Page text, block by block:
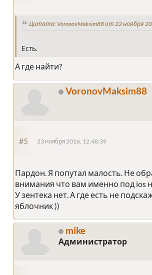
Цитата: VoronovMaksim88 от 22 ноября
Есть.
А где найти?
VoronovMaksim88
#5 23 ноября 2016, 12:48:39
Пардон. Я попутал малость. Не
внимания что вам именно под ios
У зентека нет. А где есть не
яблочник ))
mike
Администратор